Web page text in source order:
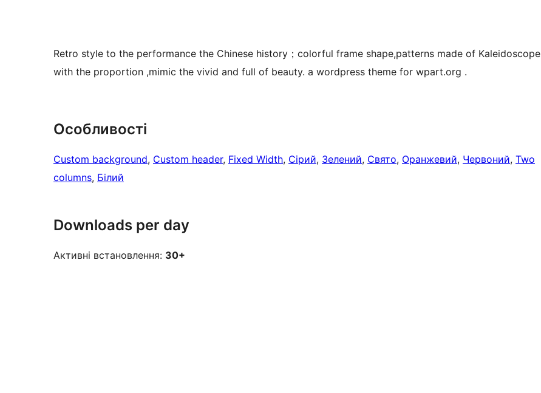
Retro style to the performance the Chinese history；colorful frame shape,patterns made of Kaleidoscope
with the proportion ,mimic the vivid and full of beauty. a wordpress theme for wpart.org .
Особливості
Custom background, Custom header, Fixed Width, Сірий, Зелений, Свято, Оранжевий, Червоний, Two
columns, Білий
Downloads per day
Активні встановлення: 30+